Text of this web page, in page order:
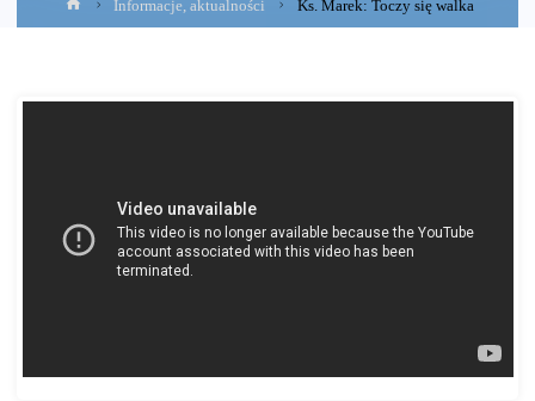
główna
Informacje, aktualności Ks. Marek: Toczy się walka